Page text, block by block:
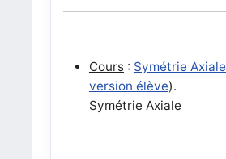
Cours: Symétrie Axiale
version élève).
Symétrie Axiale